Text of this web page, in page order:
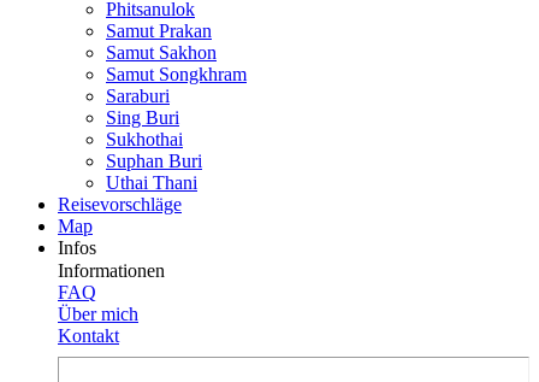
Phitsanulok
Samut Prakan
Samut Sakhon
Samut Songkhram
Saraburi
Sing Buri
Sukhothai
Suphan Buri
Uthai Thani
Reisevor­schläge
Map
Infos
Informationen
FAQ
Über mich
Kontakt